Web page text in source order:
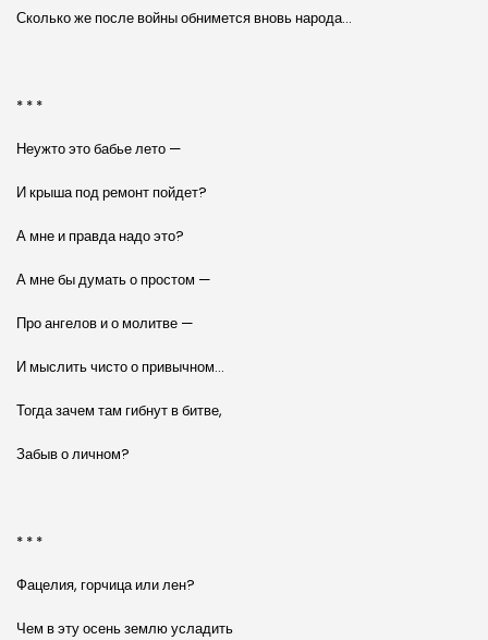
Сколько же после войны обнимется вновь народа…
* * *
Неужто это бабье лето —
И крыша под ремонт пойдет?
А мне и правда надо это?
А мне бы думать о простом —
Про ангелов и о молитве —
И мыслить чисто о привычном…
Тогда зачем там гибнут в битве,
Забыв о личном?
* * *
Фацелия, горчица или лен?
Чем в эту осень землю усладить